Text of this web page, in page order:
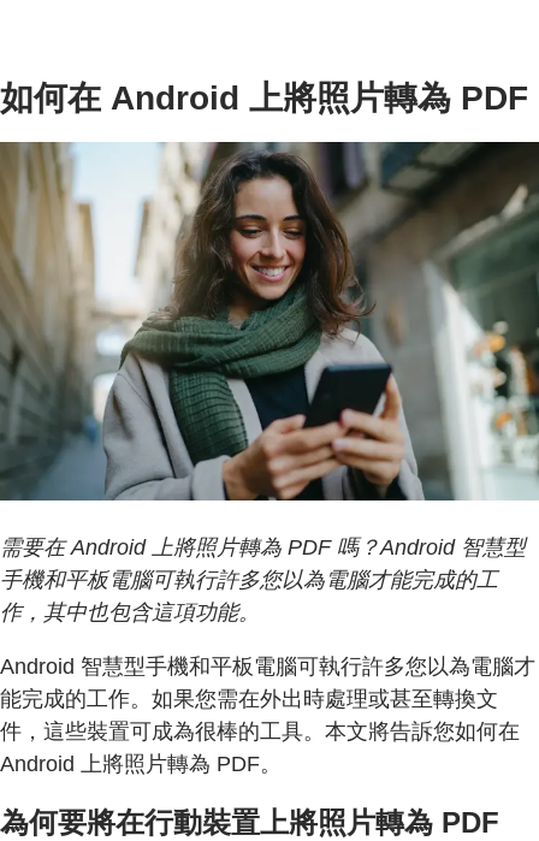
如何在 Android 上將照片轉為 PDF
需要在 Android 上將照片轉為 PDF 嗎？Android 智慧型
手機和平板電腦可執行許多您以為電腦才能完成的工
作，其中也包含這項功能。
Android 智慧型手機和平板電腦可執行許多您以為電腦才
能完成的工作。如果您需在外出時處理或甚至轉換文
件，這些裝置可成為很棒的工具。本文將告訴您如何在
Android 上將照片轉為 PDF。
為何要將在行動裝置上將照片轉為 PDF